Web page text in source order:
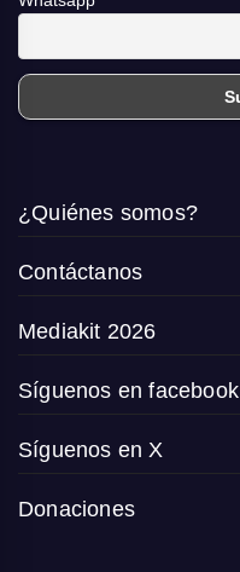
¿Quiénes somos?
Contáctanos
Mediakit 2026
Síguenos en facebook
Síguenos en X
Donaciones